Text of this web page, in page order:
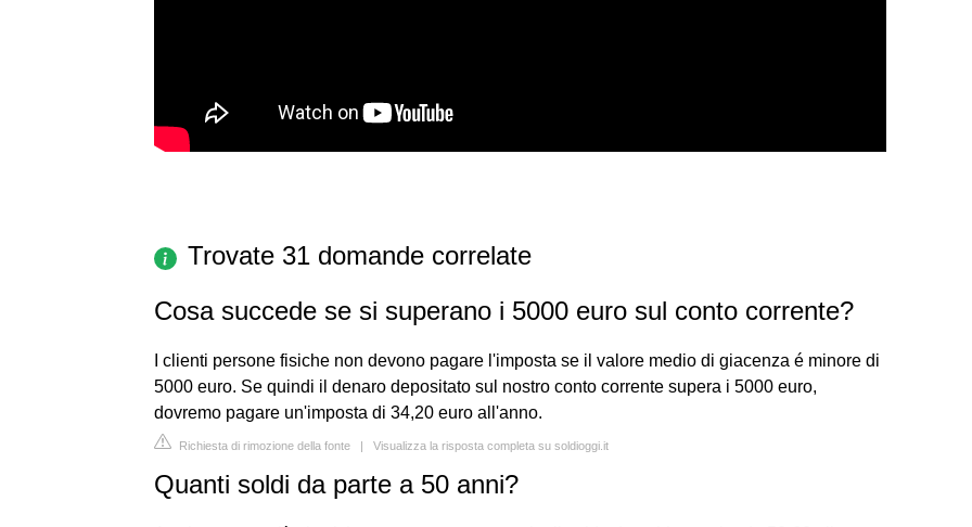
Trovate 31 domande correlate
Cosa succede se si superano i 5000 euro sul conto corrente?
I clienti persone fisiche non devono pagare l'imposta se il valore medio di giacenza é minore di
5000 euro. Se quindi il denaro depositato sul nostro conto corrente supera i 5000 euro,
dovremo pagare un'imposta di 34,20 euro all'anno.
Richiesta di rimozione della fonte | Visualizza la risposta completa su soldioggi.it
Quanti soldi da parte a 50 anni?